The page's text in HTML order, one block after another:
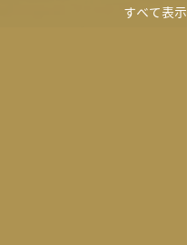
すべて表示